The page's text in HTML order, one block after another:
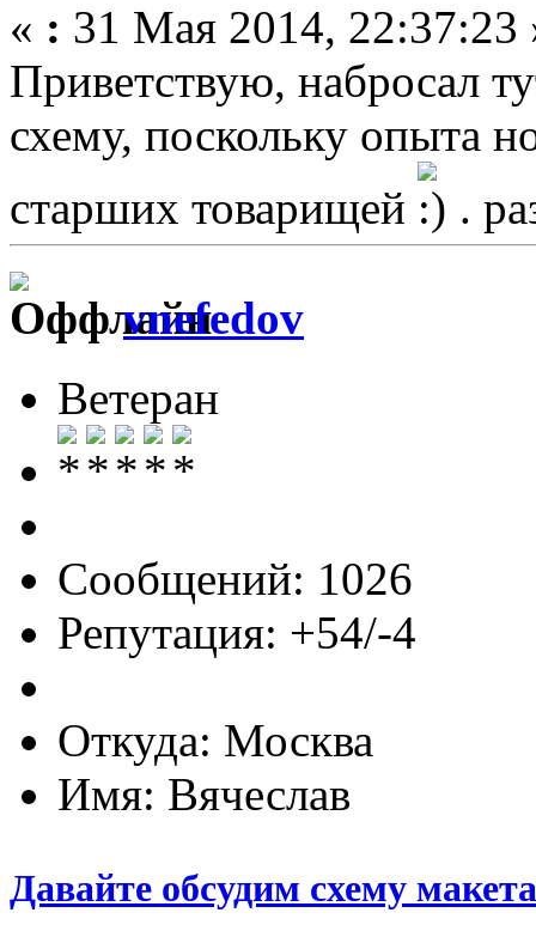
« : 31 Мая 2014, 22:37:23
Приветствую, набросал
схему, поскольку опыта
старших товарищей
.
vnefedov
Ветеран
Сообщений: 1026
Репутация: +54/-4
Откуда: Москва
Имя: Вячеслав
Давайте обсудим схему макета